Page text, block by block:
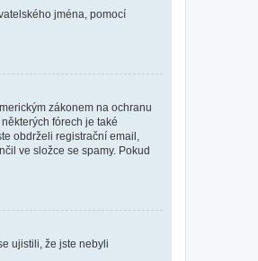
jména, pomocí
zákonem na ochranu
fórech je také
obdrželi registrační email,
ve složce se spamy. Pokud
ujistili, že jste nebyli